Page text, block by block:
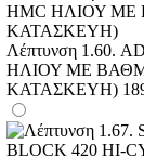
Λέπτυνση 1.60.
ΗΛΙΟΥ ΜΕ
ΚΑΤΑΣΚΕΥΗ)